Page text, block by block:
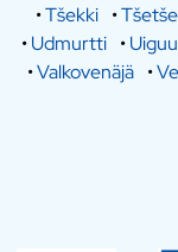
•Tšekki •
•Udmurtti •
•Valkovenäjä •